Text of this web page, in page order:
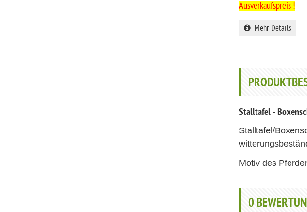
Ausverkaufspreis !
Mehr Details
Stalltafel -
Stalltafel/
Motiv des
0